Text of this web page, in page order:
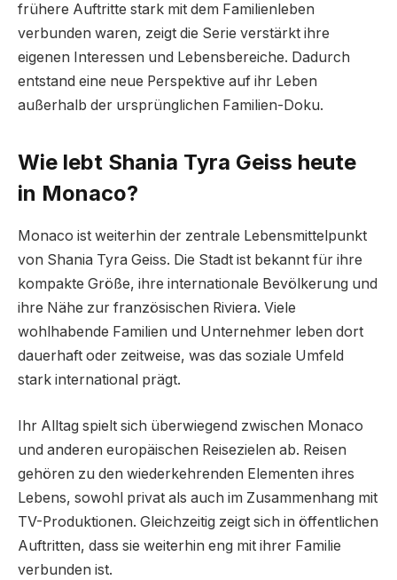
frühere Auftritte stark mit dem Familienleben
verbunden waren, zeigt die Serie verstärkt ihre
eigenen Interessen und Lebensbereiche. Dadurch
entstand eine neue Perspektive auf ihr Leben
außerhalb der ursprünglichen Familien-Doku.
Wie lebt Shania Tyra Geiss heute
in Monaco?
Monaco ist weiterhin der zentrale Lebensmittelpunkt
von Shania Tyra Geiss. Die Stadt ist bekannt für ihre
kompakte Größe, ihre internationale Bevölkerung und
ihre Nähe zur französischen Riviera. Viele
wohlhabende Familien und Unternehmer leben dort
dauerhaft oder zeitweise, was das soziale Umfeld
stark international prägt.
Ihr Alltag spielt sich überwiegend zwischen Monaco
und anderen europäischen Reisezielen ab. Reisen
gehören zu den wiederkehrenden Elementen ihres
Lebens, sowohl privat als auch im Zusammenhang mit
TV-Produktionen. Gleichzeitig zeigt sich in öffentlichen
Auftritten, dass sie weiterhin eng mit ihrer Familie
verbunden ist.